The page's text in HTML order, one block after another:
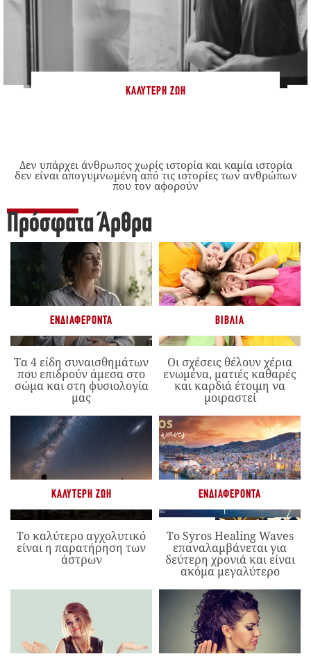
ΚΑΛΎΤΕΡΗ ΖΩΉ
Δεν υπάρχει άνθρωπος χωρίς ιστορία και καμία ιστορία
δεν είναι απογυμνωμένη από τις ιστορίες των ανθρώπων
που τον αφορούν
Πρόσφατα Άρθρα
ΕΝΔΙΑΦΈΡΟΝΤΑ
Τα 4 είδη συναισθημάτων
που επιδρούν άμεσα στο
σώμα και στη φυσιολογία
μας
ΒΙΒΛΊΑ
Οι σχέσεις θέλουν χέρια
ενωμένα, ματιές καθαρές
και καρδιά έτοιμη να
μοιραστεί
ΚΑΛΎΤΕΡΗ ΖΩΉ
Το καλύτερο αγχολυτικό
είναι η παρατήρηση των
άστρων
ΕΝΔΙΑΦΈΡΟΝΤΑ
Το Syros Healing Waves
επαναλαμβάνεται για
δεύτερη χρονιά και είναι
ακόμα μεγαλύτερο